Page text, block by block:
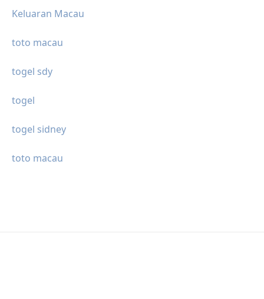
Keluaran Macau
toto macau
togel sdy
togel
togel sidney
toto macau